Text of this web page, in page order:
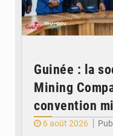
Guinée : la
Mining
convention
6 août 2026